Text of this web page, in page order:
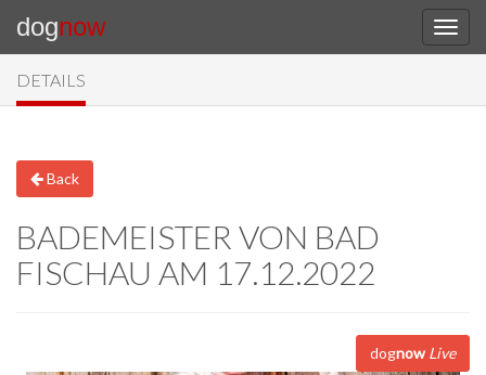
dognow
DETAILS
Back
BADEMEISTER VON BAD
FISCHAU AM 17.12.2022
dognow Live